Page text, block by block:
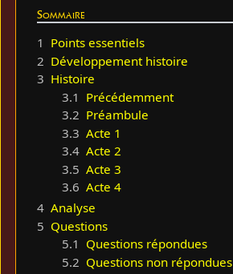
Sommaire
1 Points essentiels
2 Développement histoire
3 Histoire
3.1 Précédemment
3.2 Préambule
3.3 Acte 1
3.4 Acte 2
3.5 Acte 3
3.6 Acte 4
4 Analyse
5 Questions
5.1 Questions répondues
5.2 Questions non répondues